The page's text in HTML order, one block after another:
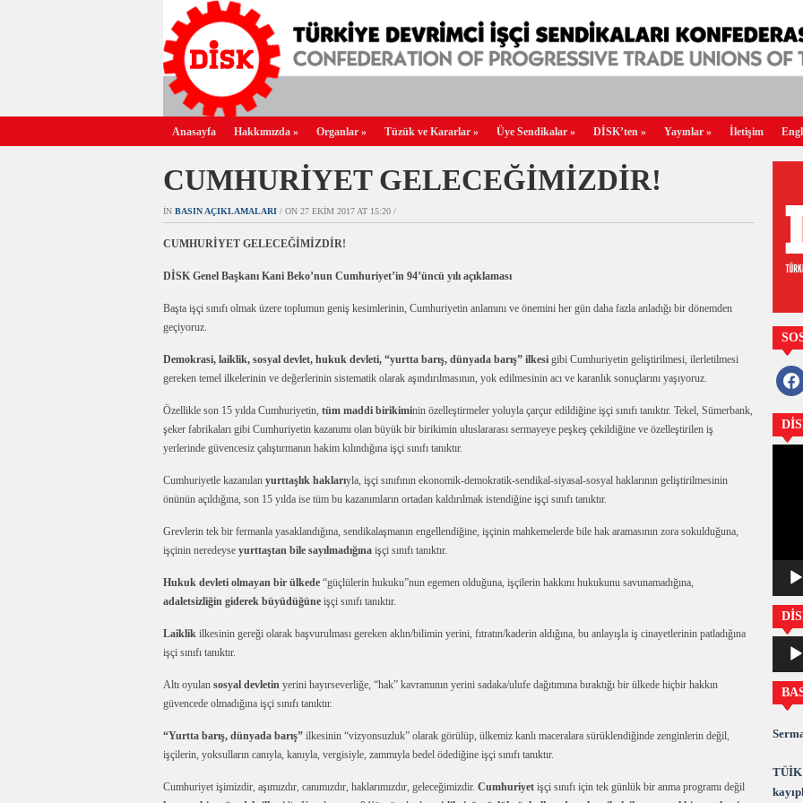
Anasayfa Hakkımızda » Organlar » Tüzük ve Kararlar » Üye Sendikalar » DİSK’ten » Yayınlar » İletişim
CUMHURİYET GELECEĞİMİZDİR!
IN BASIN AÇIKLAMALARI / ON 27 EKIM 2017 AT 15:20 /
CUMHURİYET GELECEĞİMİZDİR!
DİSK Genel Başkanı Kani Beko’nun Cumhuriyet’in 94’üncü yılı açıklaması
Başta işçi sınıfı olmak üzere toplumun geniş kesimlerinin, Cumhuriyetin anlamını ve önemini her gün daha fazla anladığı bir dönemden
geçiyoruz.
Demokrasi, laiklik, sosyal devlet, hukuk devleti, “yurtta barış, dünyada barış” ilkesi gibi Cumhuriyetin geliştirilmesi, ilerletilmesi
gereken temel ilkelerinin ve değerlerinin sistematik olarak aşındırılmasının, yok edilmesinin acı ve karanlık sonuçlarını yaşıyoruz.
Özellikle son 15 yılda Cumhuriyetin, tüm maddi birikiminin özelleştirmeler yoluyla çarçur edildiğine işçi sınıfı tanıktır. Tekel, Sümerbank,
şeker fabrikaları gibi Cumhuriyetin kazanımı olan büyük bir birikimin uluslararası sermayeye peşkeş çekildiğine ve özelleştirilen iş
yerlerinde güvencesiz çalıştırmanın hakim kılındığına işçi sınıfı tanıktır.
Cumhuriyetle kazanılan yurttaşlık haklarıyla, işçi sınıfının ekonomik-demokratik-sendikal-siyasal-sosyal haklarının geliştirilmesinin
önünün açıldığına, son 15 yılda ise tüm bu kazanımların ortadan kaldırılmak istendiğine işçi sınıfı tanıktır.
Grevlerin tek bir fermanla yasaklandığına, sendikalaşmanın engellendiğine, işçinin mahkemelerde bile hak aramasının zora sokulduğuna,
işçinin neredeyse yurttaştan bile sayılmadığına işçi sınıfı tanıktır.
Hukuk devleti olmayan bir ülkede “güçlülerin hukuku”nun egemen olduğuna, işçilerin hakkını hukukunu savunamadığına,
adaletsizliğin giderek büyüdüğüne işçi sınıfı tanıktır.
Laiklik ilkesinin gereği olarak başvurulması gereken aklın/bilimin yerini, fıtratın/kaderin aldığına, bu anlayışla iş cinayetlerinin patladığına
işçi sınıfı tanıktır.
Altı oyulan sosyal devletin yerini hayırseverliğe, “hak” kavramının yerini sadaka/ulufe dağıtımına bıraktığı bir ülkede hiçbir hakkın
güvencede olmadığına işçi sınıfı tanıktır.
“Yurtta barış, dünyada barış” ilkesinin “vizyonsuzluk” olarak görülüp, ülkemiz kanlı maceralara sürüklendiğinde zenginlerin değil,
işçilerin, yoksulların canıyla, kanıyla, vergisiyle, zammıyla bedel ödediğine işçi sınıfı tanıktır.
Cumhuriyet işimizdir, aşımızdır, canımızdır, haklarımızdır, geleceğimizdir. Cumhuriyet işçi sınıfı için tek günlük bir anma programı değil
oynatıcı
TÜİK